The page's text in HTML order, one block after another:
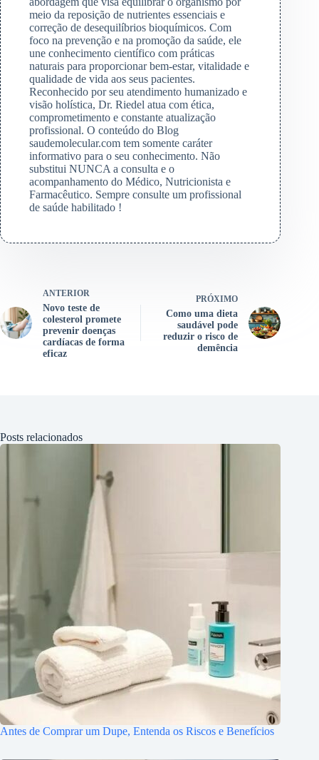
meio da reposição de nutrientes essenciais e
correção de desequilíbrios bioquímicos. Com
foco na prevenção e na promoção da saúde, ele
une conhecimento científico com práticas
naturais para proporcionar bem-estar, vitalidade e
qualidade de vida aos seus pacientes.
Reconhecido por seu atendimento humanizado e
visão holística, Dr. Riedel atua com ética,
comprometimento e constante atualização
profissional. O conteúdo do Blog
saudemolecular.com tem somente caráter
informativo para o seu conhecimento. Não
substitui NUNCA a consulta e o
acompanhamento do Médico, Nutricionista e
Farmacêutico. Sempre consulte um profissional
de saúde habilitado !
ANTERIOR
Novo teste de
colesterol promete
prevenir doenças
cardíacas de forma
eficaz
PRÓXIMO
Como uma dieta
saudável pode
reduzir o risco de
demência
Posts relacionados
Antes de Comprar um Dupe, Entenda os Riscos e Benefícios